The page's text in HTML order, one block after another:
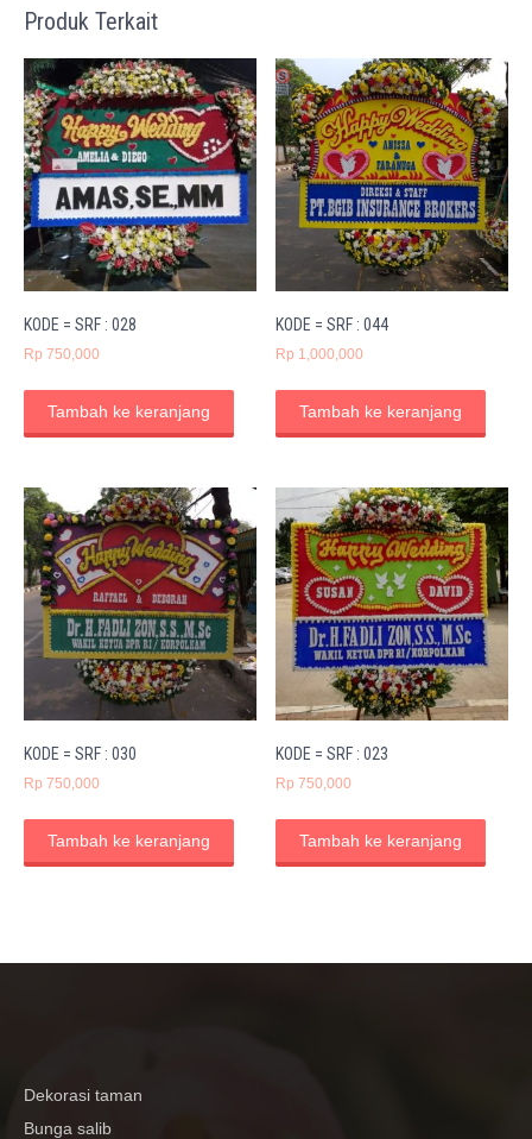
Produk Terkait
KODE = SRF : 028
Rp 750,000
Tambah ke keranjang
KODE = SRF : 044
Rp 1,000,000
Tambah ke keranjang
KODE = SRF : 030
Rp 750,000
Tambah ke keranjang
KODE = SRF : 023
Rp 750,000
Tambah ke keranjang
Dekorasi taman
Bunga salib